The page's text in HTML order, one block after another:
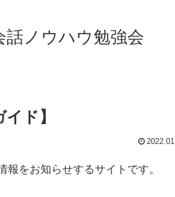
話ノウハウ勉強会
ド】
報をお知らせするサイトです。